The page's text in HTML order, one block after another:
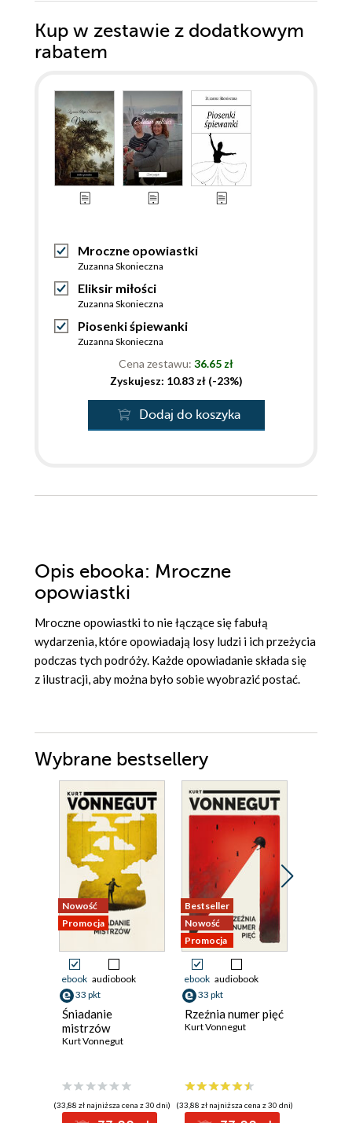
Kup w zestawie z dodatkowym
rabatem
Mroczne opowiastki
Zuzanna Skonieczna
Eliksir miłości
Zuzanna Skonieczna
Piosenki śpiewanki
Zuzanna Skonieczna
Cena zestawu: 36.65 zł
Zyskujesz: 10.83 zł (-23%)
Dodaj do koszyka
Opis ebooka: Mroczne
opowiastki
Mroczne opowiastki to nie łączące się fabułą
wydarzenia, które opowiadają losy ludzi i ich przeżycia
podczas tych podróży. Każde opowiadanie składa się
z ilustracji, aby można było sobie wyobrazić postać.
Wybrane bestsellery
Nowość
Promocja
ebook audiobook
33 pkt
Śniadanie
mistrzów
Kurt Vonnegut
(33,88 zł najniższa cena z 30 dni)
Bestseller
Nowość
Promocja
ebook audiobook
33 pkt
Rzeźnia numer pięć
Kurt Vonnegut
(33,88 zł najniższa cena z 30 dni)